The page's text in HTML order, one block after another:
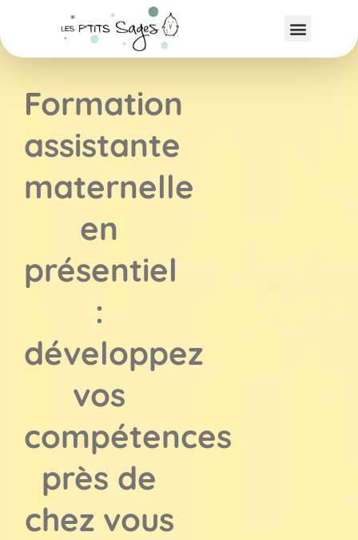
Formation
assistante
maternelle
en
présentiel
:
développez
vos
compétences
près de
chez vous